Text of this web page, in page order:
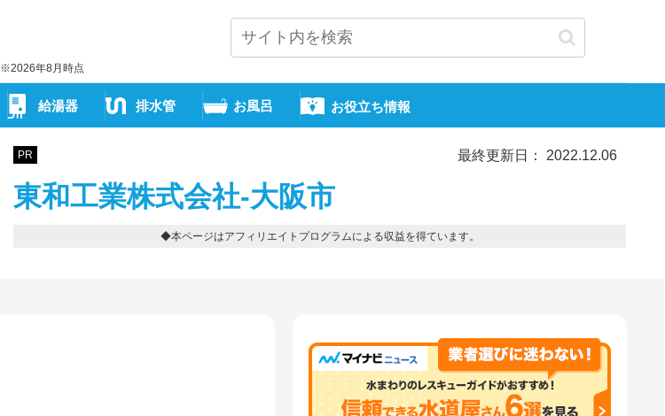
※2026年8月時点
給湯器 排水管 お風呂 お役立ち情報
PR 最終更新日： 2022.12.06
東和工業株式会社-大阪市
◆本ページはアフィリエイトプログラムによる収益を得ています。